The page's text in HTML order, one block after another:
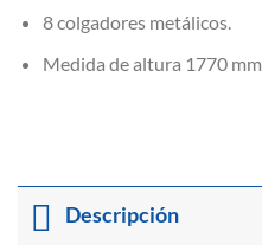
8 colgadores metálicos.
Medida de altura 1770 mm
Descripción